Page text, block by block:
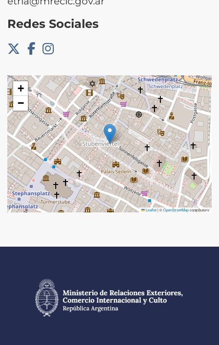
Redes Sociales
+
−
Leaflet|©OpenStreetMapcontributors